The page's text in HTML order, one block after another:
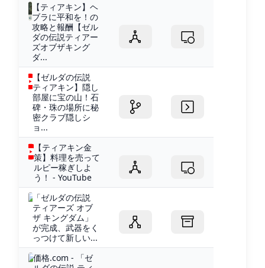
【ティアキン】ヘ
ブラに平和を！の
攻略と報酬【ゼル
ダの伝説ティアー
ズオブザキング
ダ...
【ゼルダの伝説
ティアキン】隠し
部屋に宝の山！石
碑・珠の場所に秘
密クラブ隠しシ
ョ...
【ティアキン金
策】料理を売って
ルピー稼ぎしよ
う！ - YouTube
「ゼルダの伝説
ティアーズ オブ
ザ キングダム」
が完成、武器をく
っつけて新しい...
価格.com - 「ゼ